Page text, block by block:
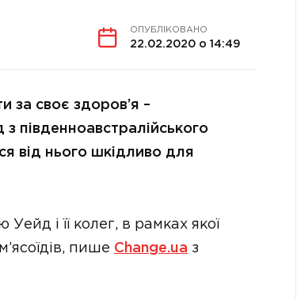
ОПУБЛІКОВАНО
22.02.2020 о 14:49
за своє здоров’я –
південноавстралійського
від нього шкідливо для
і її колег, в рамках якої
пише Change.ua з